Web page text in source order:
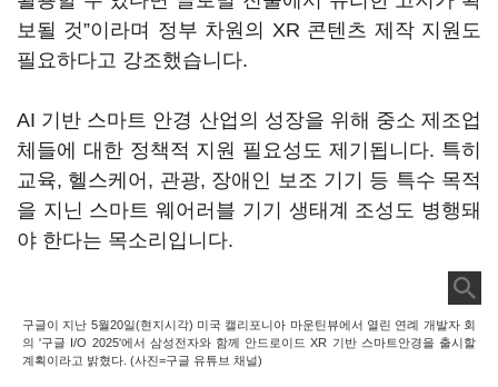
보될 것”이라며 정부 차원의 XR 콘텐츠 제작 지원도
필요하다고 강조했습니다.
AI 기반 스마트 안경 산업의 성장을 위해 중소 제조업
체들에 대한 정책적 지원 필요성도 제기됩니다. 특히
교육, 헬스케어, 관광, 장애인 보조 기기 등 특수 목적
을 지닌 스마트 웨어러블 기기 생태계 조성도 병행돼
야 한다는 목소리입니다.
구글이 지난 5월20일(현지시각) 미국 캘리포니아 마운틴뷰에서 열린 연례 개발자 회
의 '구글 I/O 2025'에서 삼성전자와 함께 안드로이드 XR 기반 스마트안경을 출시할
계획이라고 밝혔다. (사진=구글 유튜브 채널)